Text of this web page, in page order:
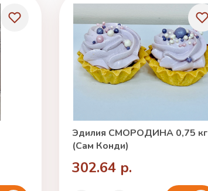
Эдилия СМОРОДИНА 0,75 кг
(Сам Конди)
302.64 р.